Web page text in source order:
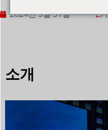
2024년 5월 31일
소개